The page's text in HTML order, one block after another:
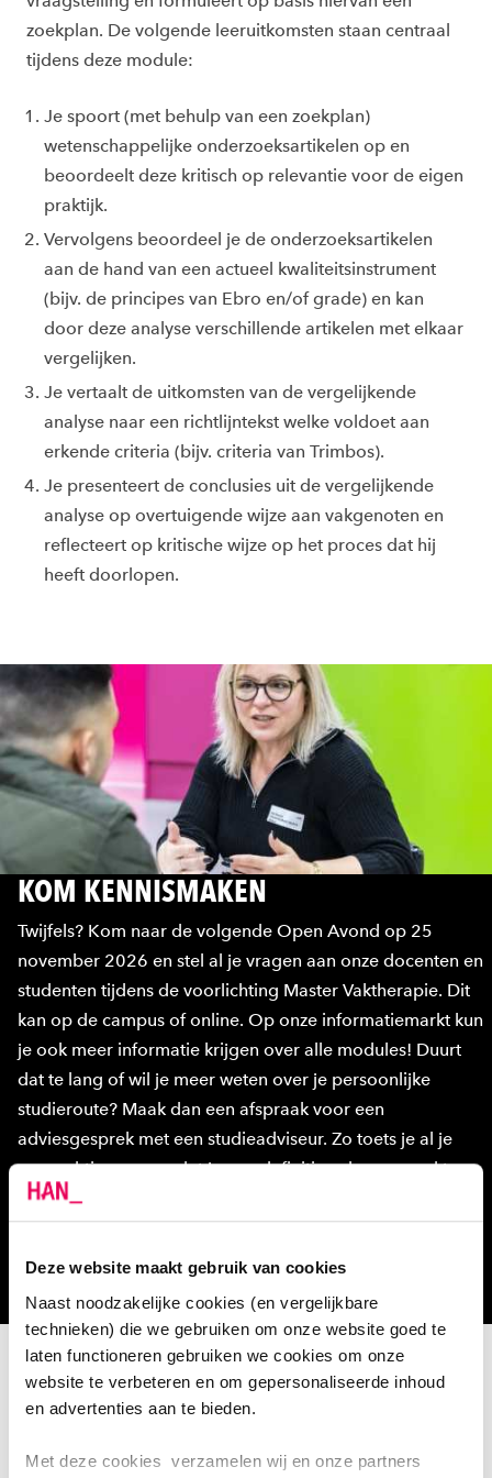
Deze website maakt gebruik van cookies
Naast noodzakelijke cookies (en vergelijkbare
technieken) die we gebruiken om onze website goed te
laten functioneren gebruiken we cookies om onze
website te verbeteren en om gepersonaliseerde inhoud
en advertenties aan te bieden.
Met deze cookies verzamelen wij en onze partners
zoekplan. De volgende leeruitkomsten staan centraal
tijdens deze module:
Je spoort (met behulp van een zoekplan)
wetenschappelijke onderzoeksartikelen op en
beoordeelt deze kritisch op relevantie voor de eigen
praktijk.
Vervolgens beoordeel je de onderzoeksartikelen
aan de hand van een actueel kwaliteitsinstrument
(bijv. de principes van Ebro en/of grade) en kan
door deze analyse verschillende artikelen met elkaar
vergelijken.
Je vertaalt de uitkomsten van de vergelijkende
analyse naar een richtlijntekst welke voldoet aan
erkende criteria (bijv. criteria van Trimbos).
Je presenteert de conclusies uit de vergelijkende
analyse op overtuigende wijze aan vakgenoten en
reflecteert op kritische wijze op het proces dat hij
heeft doorlopen.
KOM KENNISMAKEN
Twijfels? Kom naar de volgende Open Avond op 25
november 2026 en stel al je vragen aan onze docenten en
studenten tijdens de voorlichting Master Vaktherapie. Dit
kan op de campus of online. Op onze informatiemarkt kun
je ook meer informatie krijgen over alle modules! Duurt
dat te lang of wil je meer weten over je persoonlijke
studieroute? Maak dan een afspraak voor een
adviesgesprek met een studieadviseur. Zo toets je al je
verwachtingen voordat je een definitieve keuze maakt.
Naar de Open Avond